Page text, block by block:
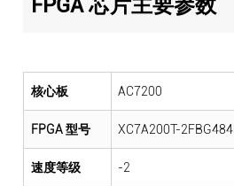
核心板 AC7200
FPGA 型号 XC7A200T-2FBG484I
速度等级 -2